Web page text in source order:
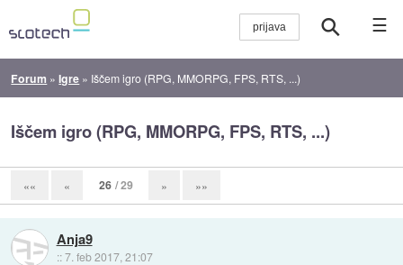
☰
Forum »Igre » Iščem igro (RPG, MMORPG, FPS, RTS, ...)
Iščem igro (RPG, MMORPG, FPS, RTS, ...)
«« « 26 / 29 » »»
Anja9
::7. feb 2017, 21:07